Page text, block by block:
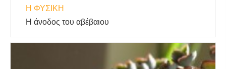
Η ΦΥΣΙΚΗ
Η άνοδος του αβέβαιου